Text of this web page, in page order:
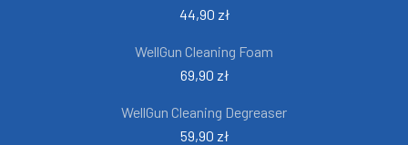
44,90 zł
WellGun Cleaning Foam
69,90 zł
WellGun Cleaning Degreaser
59,90 zł